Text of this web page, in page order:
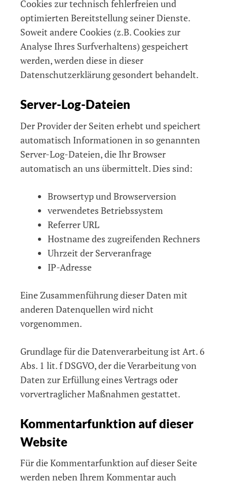
Cookies zur technisch fehlerfreien und
optimierten Bereitstellung seiner Dienste.
Soweit andere Cookies (z.B. Cookies zur
Analyse Ihres Surfverhaltens) gespeichert
werden, werden diese in dieser
Datenschutzerklärung gesondert behandelt.
Server-Log-Dateien
Der Provider der Seiten erhebt und speichert
automatisch Informationen in so genannten
Server-Log-Dateien, die Ihr Browser
automatisch an uns übermittelt. Dies sind:
Browsertyp und Browserversion
verwendetes Betriebssystem
Referrer URL
Hostname des zugreifenden Rechners
Uhrzeit der Serveranfrage
IP-Adresse
Eine Zusammenführung dieser Daten mit
anderen Datenquellen wird nicht
vorgenommen.
Grundlage für die Datenverarbeitung ist Art. 6
Abs. 1 lit. f DSGVO, der die Verarbeitung von
Daten zur Erfüllung eines Vertrags oder
vorvertraglicher Maßnahmen gestattet.
Kommentarfunktion auf dieser
Website
Für die Kommentarfunktion auf dieser Seite
werden neben Ihrem Kommentar auch